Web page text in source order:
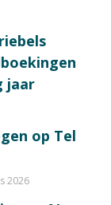
jaar
op Tel
2026